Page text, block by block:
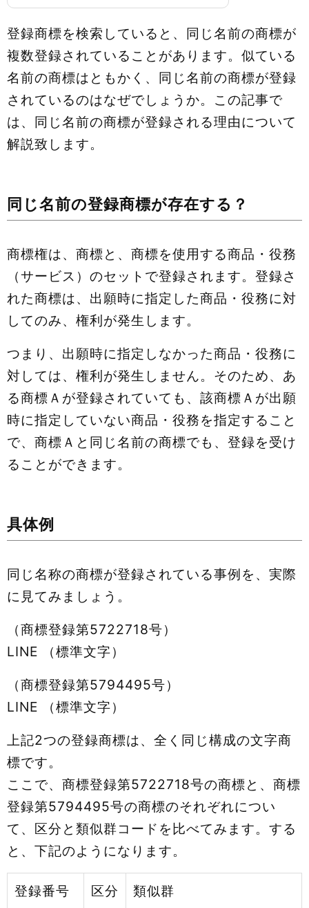
登録商標を検索していると、同じ名前の商標が
複数登録されていることがあります。似ている
名前の商標はともかく、同じ名前の商標が登録
されているのはなぜでしょうか。この記事で
は、同じ名前の商標が登録される理由について
解説致します。
同じ名前の登録商標が存在する？
商標権は、商標と、商標を使用する商品・役務
（サービス）のセットで登録されます。登録さ
れた商標は、出願時に指定した商品・役務に対
してのみ、権利が発生します。
つまり、出願時に指定しなかった商品・役務に
対しては、権利が発生しません。そのため、あ
る商標Ａが登録されていても、該商標Ａが出願
時に指定していない商品・役務を指定すること
で、商標Ａと同じ名前の商標でも、登録を受け
ることができます。
具体例
同じ名称の商標が登録されている事例を、実際
に見てみましょう。
（商標登録第5722718号）
LINE （標準文字）
（商標登録第5794495号）
LINE （標準文字）
上記2つの登録商標は、全く同じ構成の文字商
標です。
ここで、商標登録第5722718号の商標と、商標
登録第5794495号の商標のそれぞれについ
て、区分と類似群コードを比べてみます。する
と、下記のようになります。
登録番号 区分 類似群